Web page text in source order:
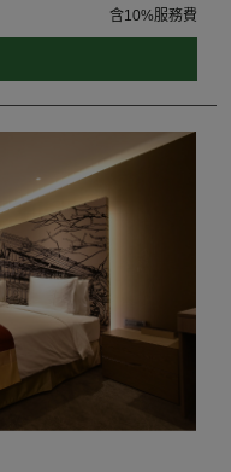
含10%服務費